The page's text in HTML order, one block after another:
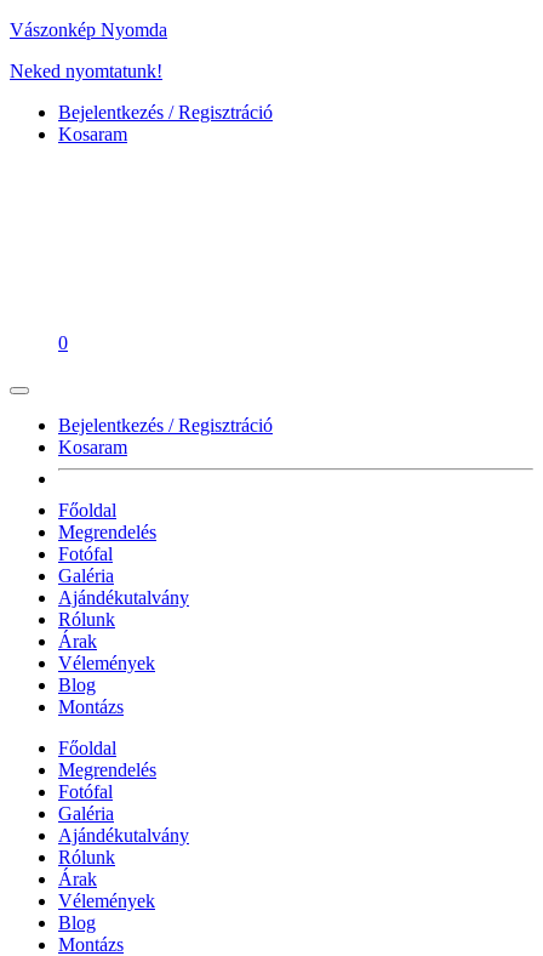
Vászonkép Nyomda
Neked nyomtatunk!
Bejelentkezés / Regisztráció
Kosaram
0
Bejelentkezés / Regisztráció
Kosaram
Főoldal
Megrendelés
Fotófal
Galéria
Ajándékutalvány
Rólunk
Árak
Vélemények
Blog
Montázs
Főoldal
Megrendelés
Fotófal
Galéria
Ajándékutalvány
Rólunk
Árak
Vélemények
Blog
Montázs